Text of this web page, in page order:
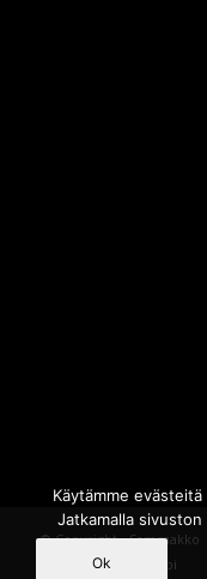
© Copyright - Sammakko |
Powered by
iQWebbi
Käytämme
Jatkamalla
Ok